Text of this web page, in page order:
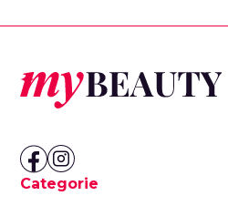
Categorie